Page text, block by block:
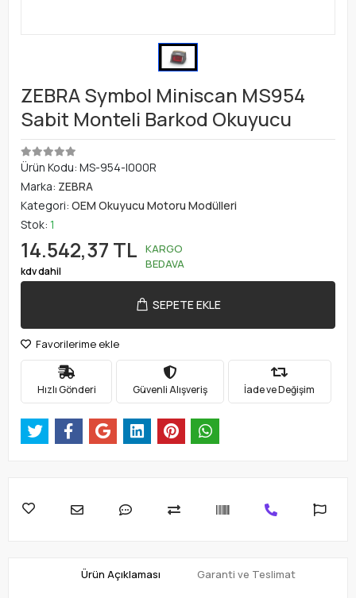
ZEBRA Symbol Miniscan MS954
Sabit Monteli Barkod Okuyucu
Ürün Kodu: MS-954-I000R
Marka: ZEBRA
Kategori: OEM Okuyucu Motoru Modülleri
Stok: 1
14.542,37 TL
kdv dahil
KARGO
BEDAVA
SEPETE EKLE
Favorilerime ekle
Hızlı Gönderi Güvenli Alışveriş İade ve Değişim
Ürün Açıklaması Garanti ve Teslimat